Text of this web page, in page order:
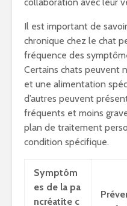
Il est important de
chronique chez le chat
fréquence des
Certains chats peuvent
et une alimentation
d’autres peuvent
fréquents et moins
plan de traitement
condition spécifique.
Symptôm
es de la pa
ncréatite c